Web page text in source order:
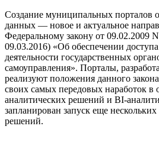
Создание муниципальных порталов
данных — новое и актуальное
Федеральному закону от 09.02.2009
09.03.2016) «Об обеспечении
деятельности государственных
самоуправления». Порталы,
реализуют положения данного
своих самых передовых наработок в
аналитических решений и BI-
запланирован запуск еще
решений.